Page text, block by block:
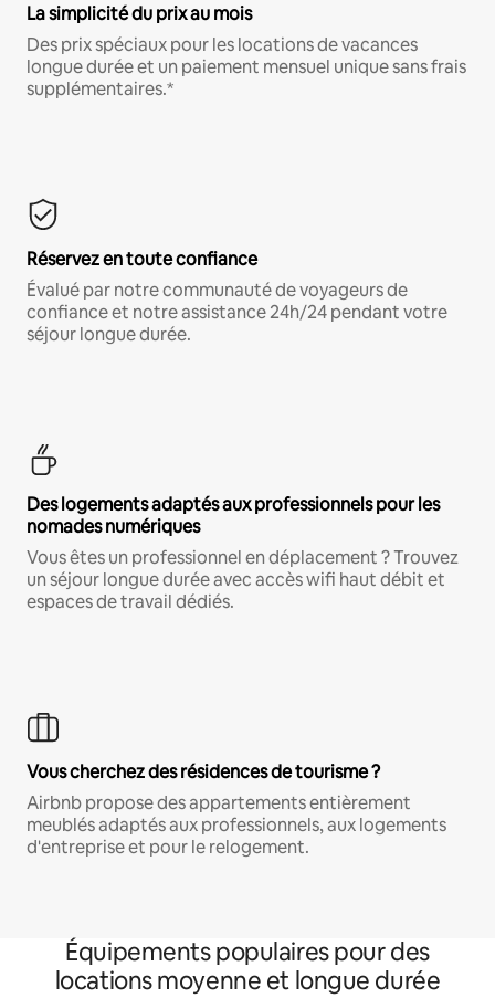
La simplicité du prix au mois
Des prix spéciaux pour les locations de vacances
longue durée et un paiement mensuel unique sans frais
supplémentaires.*
Réservez en toute confiance
Évalué par notre communauté de voyageurs de
confiance et notre assistance 24h/24 pendant votre
séjour longue durée.
Des logements adaptés aux professionnels pour les
nomades numériques
Vous êtes un professionnel en déplacement ? Trouvez
un séjour longue durée avec accès wifi haut débit et
espaces de travail dédiés.
Vous cherchez des résidences de tourisme ?
Airbnb propose des appartements entièrement
meublés adaptés aux professionnels, aux logements
d'entreprise et pour le relogement.
Équipements populaires pour des
locations moyenne et longue durée